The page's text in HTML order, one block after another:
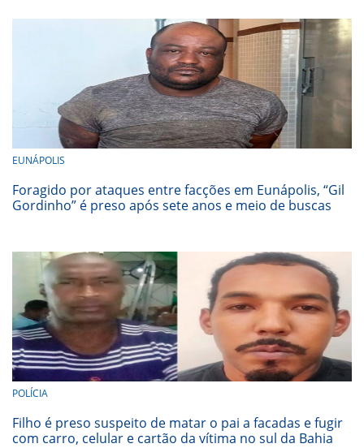
EUNÁPOLIS
Foragido por ataques entre facções em Eunápolis, “Gil
Gordinho” é preso após sete anos e meio de buscas
POLÍCIA
Filho é preso suspeito de matar o pai a facadas e fugir
com carro, celular e cartão da vítima no sul da Bahia